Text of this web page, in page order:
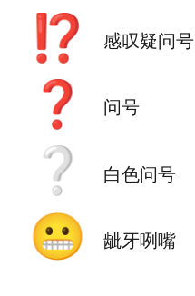
⁉️ 感叹疑问号
❓ 问号
❔ 白色问号
😬 龇牙咧嘴